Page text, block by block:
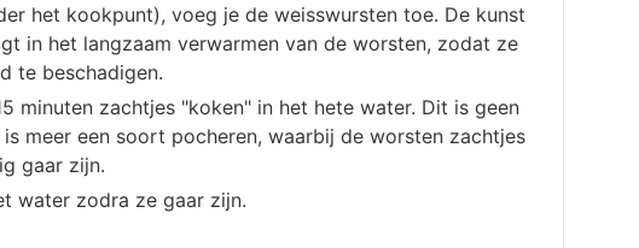
het kookpunt), voeg je de weisswursten toe. De kunst
in het langzaam verwarmen van de worsten, zodat ze
te beschadigen.
minuten zachtjes "koken" in het hete water. Dit is geen
meer een soort pocheren, waarbij de worsten zachtjes
gaar zijn.
water zodra ze gaar zijn.